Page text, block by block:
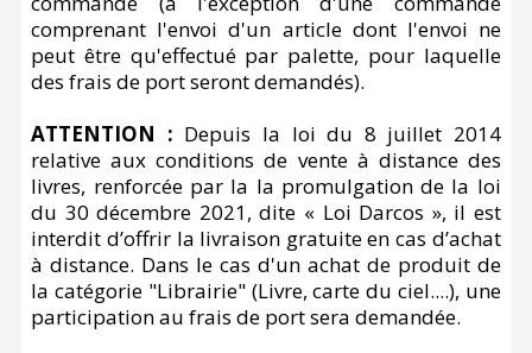
comprenant l'envoi d'un article dont l'envoi ne
peut être qu'effectué par palette, pour laquelle
des frais de port seront demandés).
ATTENTION : Depuis la loi du 8 juillet 2014
relative aux conditions de vente à distance des
livres, renforcée par la la promulgation de la loi
du 30 décembre 2021, dite « Loi Darcos », il est
interdit d’offrir la livraison gratuite en cas d’achat
à distance. Dans le cas d'un achat de produit de
la catégorie "Librairie" (Livre, carte du ciel....), une
participation au frais de port sera demandée.